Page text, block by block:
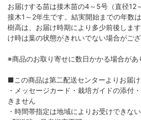
お届けする苗は接木苗の4～5号（直径12
接木1～2年生です。結実開始までの年数
樹高は、お届け時期により多少前後しま
け時は葉の状態がきれいでない場合がござ
※商品のお取り寄せに数日かかる場合があ
■この商品は第二配送センターよりお届け
・メッセージカード・栽培ガイドの添付
きません
・時間帯指定は地域によりお受けできな